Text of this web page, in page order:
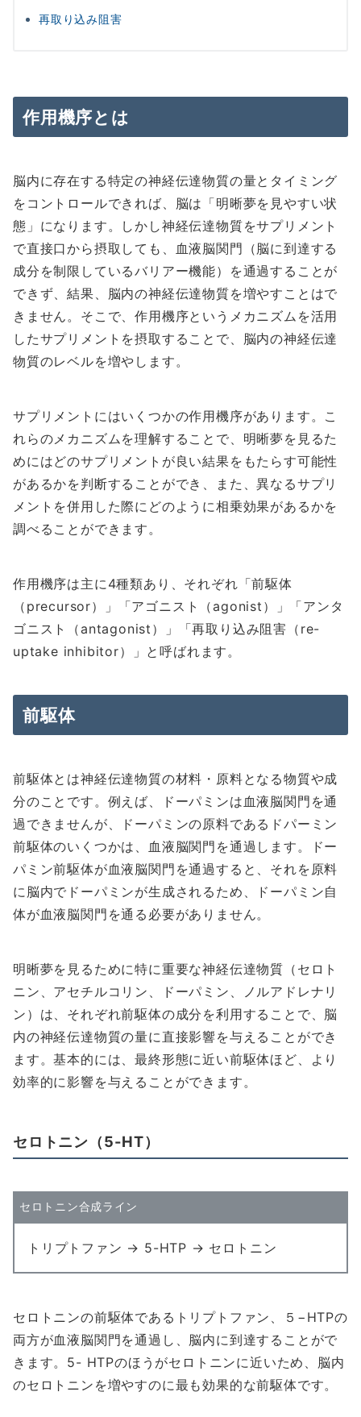
再取り込み阻害
作用機序とは
脳内に存在する特定の神経伝達物質の量とタイミング
をコントロールできれば、脳は「明晰夢を見やすい状
態」になります。しかし神経伝達物質をサプリメント
で直接口から摂取しても、血液脳関門（脳に到達する
成分を制限しているバリアー機能）を通過することが
できず、結果、脳内の神経伝達物質を増やすことはで
きません。そこで、作用機序というメカニズムを活用
したサプリメントを摂取することで、脳内の神経伝達
物質のレベルを増やします。
サプリメントにはいくつかの作用機序があります。こ
れらのメカニズムを理解することで、明晰夢を見るた
めにはどのサプリメントが良い結果をもたらす可能性
があるかを判断することができ、また、異なるサプリ
メントを併用した際にどのように相乗効果があるかを
調べることができます。
作用機序は主に4種類あり、それぞれ「前駆体
（precursor）」「アゴニスト（agonist）」「アンタ
ゴニスト（antagonist）」「再取り込み阻害（re-
uptake inhibitor）」と呼ばれます。
前駆体
前駆体とは神経伝達物質の材料・原料となる物質や成
分のことです。例えば、ドーパミンは血液脳関門を通
過できませんが、ドーパミンの原料であるドパーミン
前駆体のいくつかは、血液脳関門を通過します。ドー
パミン前駆体が血液脳関門を通過すると、それを原料
に脳内でドーパミンが生成されるため、ドーパミン自
体が血液脳関門を通る必要がありません。
明晰夢を見るために特に重要な神経伝達物質（セロト
ニン、アセチルコリン、ドーパミン、ノルアドレナリ
ン）は、それぞれ前駆体の成分を利用することで、脳
内の神経伝達物質の量に直接影響を与えることができ
ます。基本的には、最終形態に近い前駆体ほど、より
効率的に影響を与えることができます。
セロトニン（5-HT）
セロトニン合成ライン
トリプトファン → 5-HTP → セロトニン
セロトニンの前駆体であるトリプトファン、５−HTPの
両方が血液脳関門を通過し、脳内に到達することがで
きます。5- HTPのほうがセロトニンに近いため、脳内
のセロトニンを増やすのに最も効果的な前駆体です。